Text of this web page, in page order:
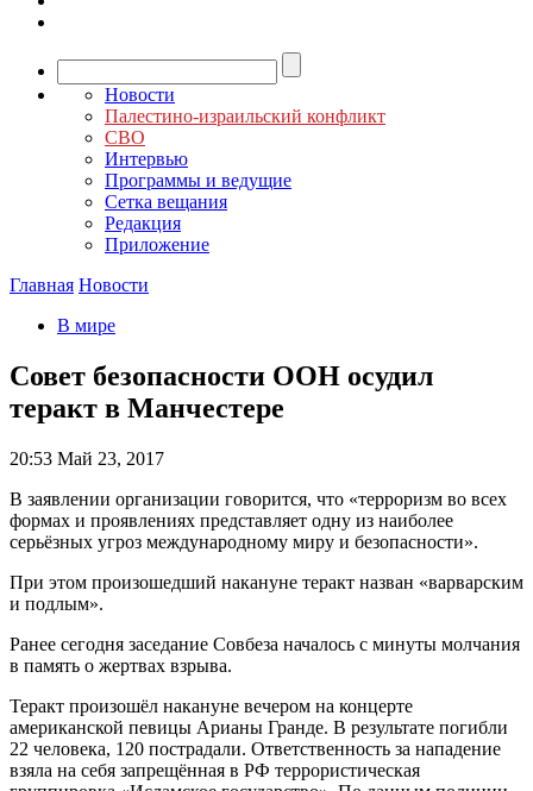
Новости
Палестино-израильский конфликт
СВО
Интервью
Программы и ведущие
Сетка вещания
Редакция
Приложение
Главная Новости
В мире
Совет безопасности ООН осудил
теракт в Манчестере
20:53 Май 23, 2017
В заявлении организации говорится, что «терроризм во всех
формах и проявлениях представляет одну из наиболее
серьёзных угроз международному миру и безопасности».
При этом произошедший накануне теракт назван «варварским
и подлым».
Ранее сегодня заседание Совбеза началось с минуты молчания
в память о жертвах взрыва.
Теракт произошёл накануне вечером на концерте
американской певицы Арианы Гранде. В результате погибли
22 человека, 120 пострадали. Ответственность за нападение
взяла на себя запрещённая в РФ террористическая